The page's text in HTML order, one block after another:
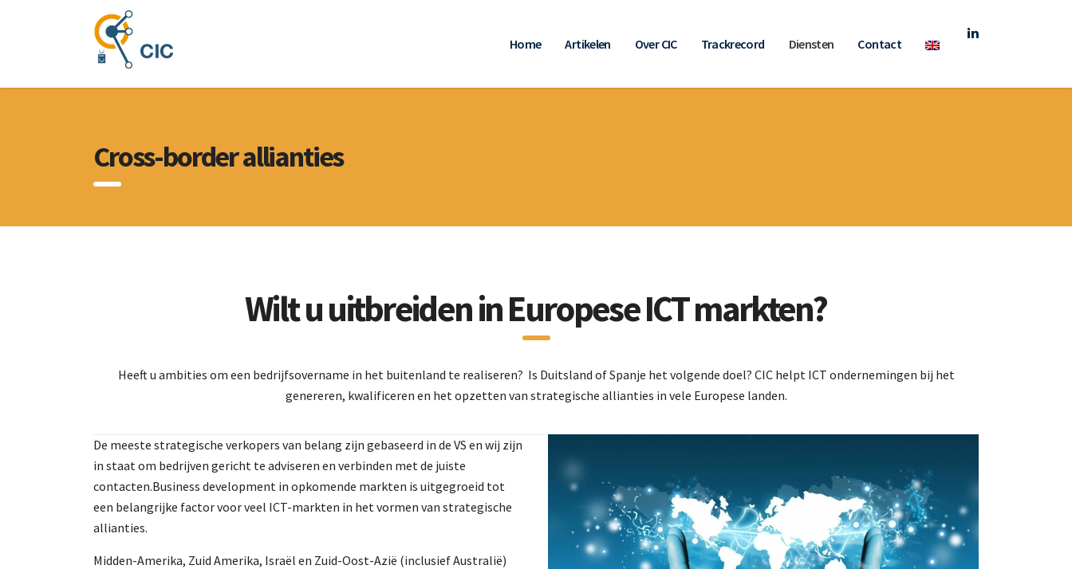
Home Artikelen Over CIC Trackrecord Diensten Contact
Cross-border allianties
Wilt u uitbreiden in Europese ICT markten?
Heeft u ambities om een bedrijfsovername in het buitenland te realiseren? Is Duitsland of Spanje het volgende doel? CIC helpt ICT ondernemingen bij het
genereren, kwalificeren en het opzetten van strategische allianties in vele Europese landen.
De meeste strategische verkopers van belang zijn gebaseerd in de VS en wij zijn
in staat om bedrijven gericht te adviseren en verbinden met de juiste
contacten.Business development in opkomende markten is uitgegroeid tot
een belangrijke factor voor veel ICT-markten in het vormen van strategische
allianties.
Midden-Amerika, Zuid Amerika, Israël en Zuid-Oost-Azië (inclusief Australië)